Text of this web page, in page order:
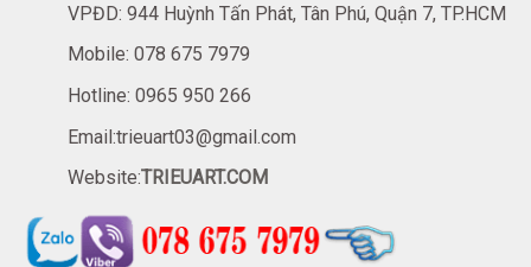
VPĐD: 944 Huỳnh Tấn Phát, Tân Phú, Quận 7, TP.HCM
Mobile: 078 675 7979
Hotline: 0965 950 266
Email:trieuart03@gmail.com
Website:TRIEUART.COM